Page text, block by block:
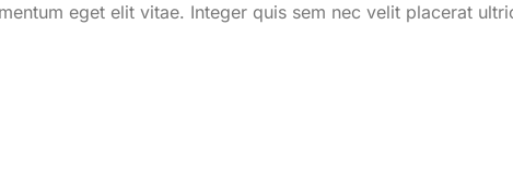
eget elit vitae. Integer quis sem nec velit placerat